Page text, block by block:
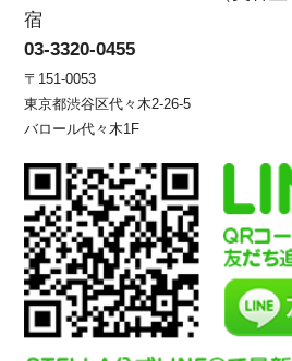
宿
03-3320-0455
〒151-0053
東京都渋谷区代々木2-26-5
バロール代々木1F